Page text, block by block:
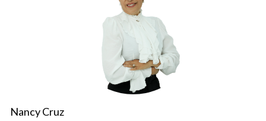
Aspectos a considerar al elegir un
Al evaluar las diferentes opciones educativas en Punta Cana,
hay varios factores que deben ser cuidadosamente
analizados para tomar una decisión informada. A continuación,
se presentan los puntos más relevantes que ayudarán a guiar
su elección.
Nancy Cruz